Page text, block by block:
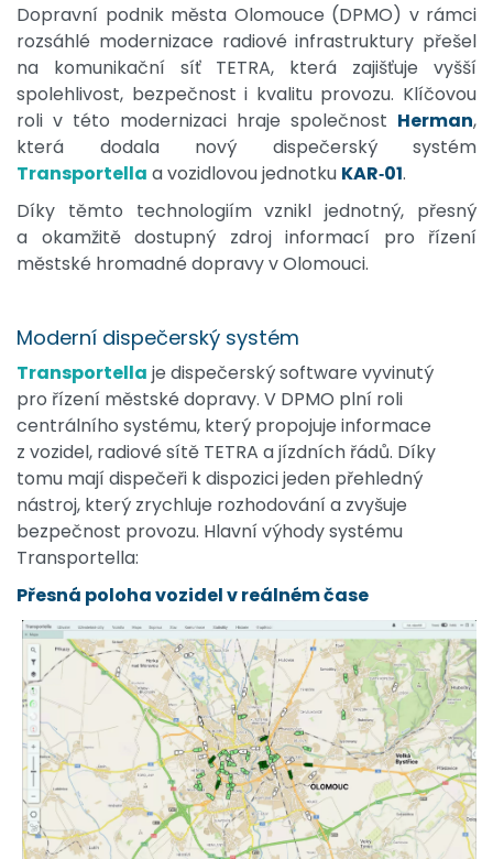
Dopravní podnik města Olomouce (DPMO) v rámci
rozsáhlé modernizace radiové infrastruktury přešel
na komunikační síť TETRA, která zajišťuje vyšší
spolehlivost, bezpečnost i kvalitu provozu. Klíčovou
roli v této modernizaci hraje společnost Herman,
která dodala nový dispečerský systém
Transportella a vozidlovou jednotku KAR‑01.
Díky těmto technologiím vznikl jednotný, přesný
a okamžitě dostupný zdroj informací pro řízení
městské hromadné dopravy v Olomouci.
Moderní dispečerský systém
Transportella je dispečerský software vyvinutý
pro řízení městské dopravy. V DPMO plní roli
centrálního systému, který propojuje informace
z vozidel, radiové sítě TETRA a jízdních řádů. Díky
tomu mají dispečeři k dispozici jeden přehledný
nástroj, který zrychluje rozhodování a zvyšuje
bezpečnost provozu. Hlavní výhody systému
Transportella:
Přesná poloha vozidel v reálném čase